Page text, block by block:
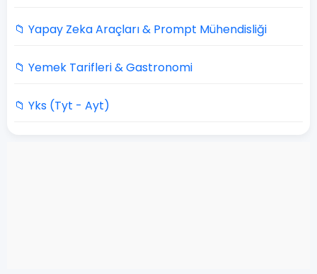
📁 Yapay Zeka Araçları & Prompt Mühendisliği
📁 Yemek Tarifleri & Gastronomi
📁 Yks (Tyt - Ayt)